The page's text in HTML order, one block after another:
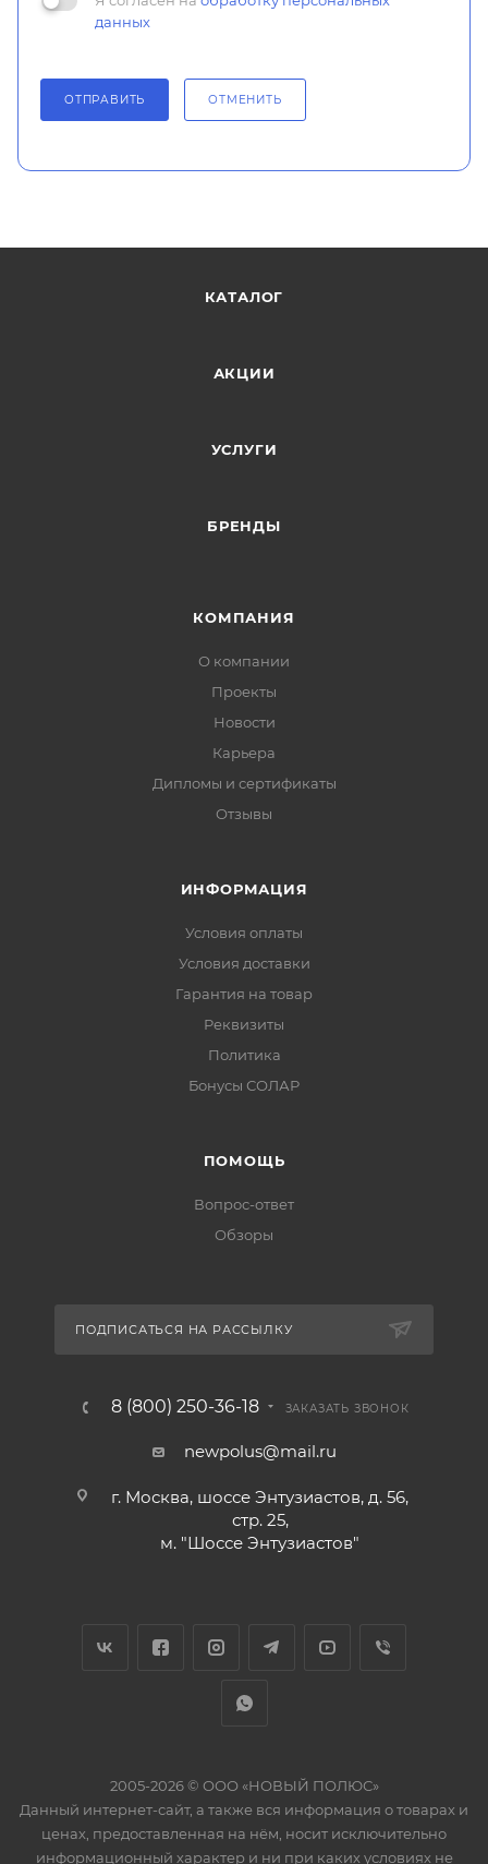
данных
ОТПРАВИТЬ ОТМЕНИТЬ
КАТАЛОГ
АКЦИИ
УСЛУГИ
БРЕНДЫ
КОМПАНИЯ
О компании
Проекты
Новости
Карьера
Дипломы и сертификаты
Отзывы
ИНФОРМАЦИЯ
Условия оплаты
Условия доставки
Гарантия на товар
Реквизиты
Политика
Бонусы СОЛАР
ПОМОЩЬ
Вопрос-ответ
Обзоры
ПОДПИСАТЬСЯ НА РАССЫЛКУ
8 (800) 250-36-18 ЗАКАЗАТЬ ЗВОНОК
newpolus@mail.ru
г. Москва, шоссе Энтузиастов, д. 56,
стр. 25,
м. "Шоссе Энтузиастов"
2005-2026 © ООО «НОВЫЙ ПОЛЮС»
Данный интернет-сайт, а также вся информация о товарах и
ценах, предоставленная на нём, носит исключительно
информационный характер и ни при каких условиях не